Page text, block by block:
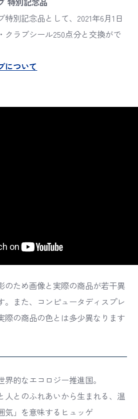
別記念品として、2021年6月1日
クラブシール250点分と交換がで
について
ため画像と実際の商品が若干異
。また、コンピュータディスプレ
際の商品の色とは多少異なります
的なエコロジー推進国。
人とのふれあいから生まれる、温
気」を意味するヒュッゲ